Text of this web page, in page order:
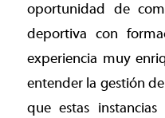
oportunidad de
deportiva con
experiencia muy
entender la gestión
que estas